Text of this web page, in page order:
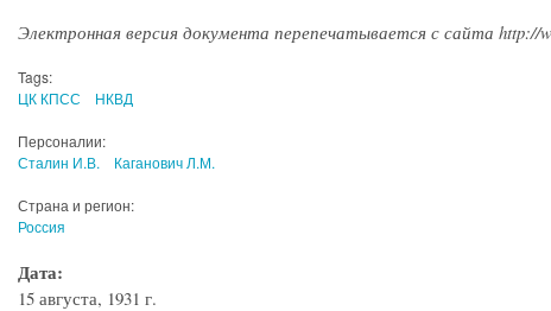
Электронная версия документа перепечатывается с сайта http://
Tags:
ЦК КПСС
НКВД
Персоналии:
Сталин И.В.
Каганович Л.М.
Страна и регион:
Россия
Дата:
15 августа, 1931 г.